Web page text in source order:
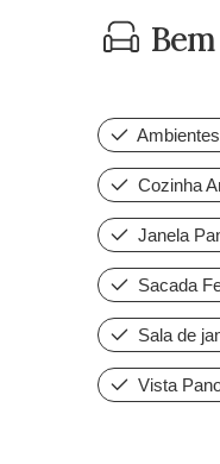
Cozinha
Janela
Sacada
Sala de
Vista